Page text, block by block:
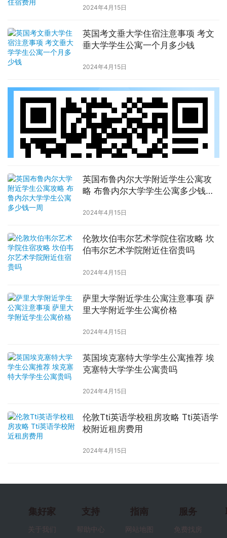
2024年4月15日
英国考文垂大学住宿注意事项 考文
垂大学学生公寓一个月多少钱
2024年4月15日
英国布鲁内尔大学附近学生公寓攻
略 布鲁内尔大学学生公寓多少钱一
2024年4月15日
伦敦坎伯韦尔艺术学院住宿攻略 坎
伯韦尔艺术学院附近住宿贵吗
2024年4月15日
萨里大学附近学生公寓注意事项 萨
里大学附近学生公寓价格
2024年4月15日
英国埃克塞特大学学生公寓推荐 埃
克塞特大学学生公寓贵吗
2024年4月15日
伦敦Tti英语学校租房攻略 Tti英语学
校附近租房费用
2024年4月15日
集好家
关于我们
支持
帮助中心
指南
网站地图
服务
免费找房